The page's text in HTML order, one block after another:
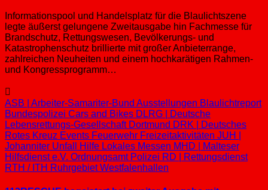
Informationspool und Handelsplatz für die Blaulichtszene
legte äußerst gelungene Zweitausgabe hin Fachmesse für
Brandschutz, Rettungswesen, Bevölkerungs- und
Katastrophenschutz brillierte mit großer Anbieterrange,
zahlreichen Neuheiten und einem hochkarätigen Rahmen-
und Kongressprogramm…
ASB | Arbeiter-Samariter-Bund Ausstellungen Blaulichtreport
Bundespolizei Cars and Bikes DLRG | Deutsche
Lebensrettungs-Gesellschaft Dortmund DRK | Deutsches
Rotes Kreuz Events Feuerwehr Freizeitaktivitäten JUH |
Johanniter Unfall Hilfe Lokales Messen MHD | Malteser
Hilfsdienst e.V. Ordnungsamt Polizei RD | Rettungsdienst
RTH / ITH RuhrgebietWestfalenhallen